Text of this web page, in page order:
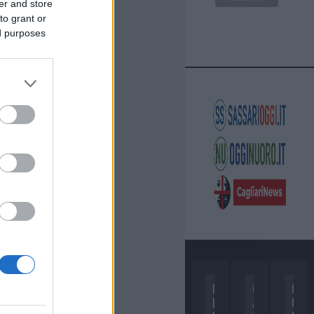
and store
grant or
purposes
D
I
C
A
C
O